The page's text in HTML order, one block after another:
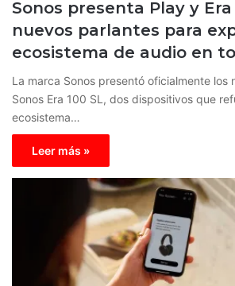
Sonos presenta Play y Era
nuevos parlantes para
ecosistema de audio en
La marca Sonos presentó oficialmente los
Sonos Era 100 SL, dos dispositivos que
ecosistema…
Leer más »